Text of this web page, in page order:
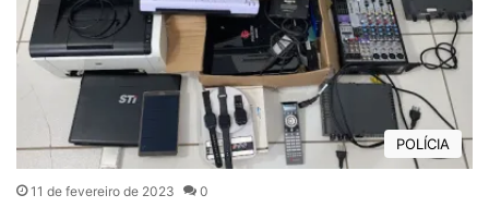
POLÍCIA
11 de fevereiro de 2023 0